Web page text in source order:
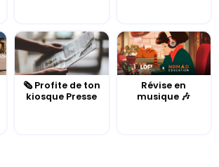
🗞️ Profite de ton
kiosque Presse
Révise en
musique 🎶